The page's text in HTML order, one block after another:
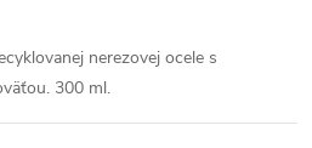
nerezovej ocele s
300 ml.